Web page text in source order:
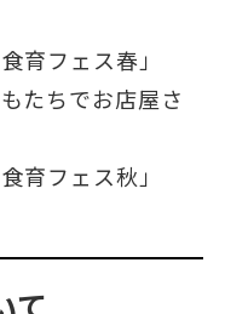
育フェス春」
たちでお店屋さ
育フェス秋」
て